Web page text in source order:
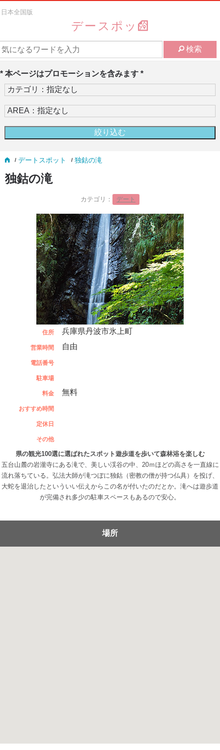
日本全国版
デースポッ
検索
* 本ページはプロモーションを含みます *
デートスポット 独鈷の滝
独鈷の滝
カテゴリ： デート
住所 兵庫県丹波市氷上町
営業時間 自由
電話番号
駐車場
料金 無料
おすすめ時間
定休日
その他
県の観光100選に選ばれたスポット遊歩道を歩いて森林浴を楽しむ
五台山麓の岩瀧寺にある滝で、美しい渓谷の中、20ｍほどの高さを一直線に
流れ落ちている。弘法大師が滝つぼに独鈷（密教の僧が持つ仏具）を投げ、
大蛇を退治したといういい伝えからこの名が付いたのだとか。滝へは遊歩道
が完備され多少の駐車スペースもあるので安心。
場所